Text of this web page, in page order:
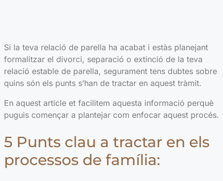
Si la teva relació de parella ha acabat i estàs planejant
formalitzar el divorci, separació o extinció de la teva
relació estable de parella, segurament tens dubtes sobre
quins són els punts s’han de tractar en aquest tràmit.
En aquest article et facilitem aquesta informació perquè
puguis començar a plantejar com enfocar aquest procés.
5 Punts clau a tractar en els
processos de família: